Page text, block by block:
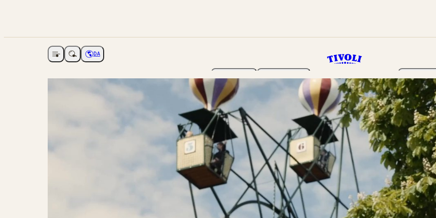
Åbne navigationVælg sprog
DA
Haven Program Billetter